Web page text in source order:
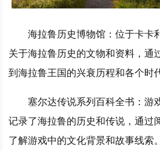
海拉鲁历史博物馆 ：位于卡卡
关于海拉鲁历史的文物和资料，通
到海拉鲁王国的兴衰历程和各个时
塞尔达传说系列百科全书 ：游
记录了海拉鲁的历史和传说，通过
了解游戏中的文化背景和故事线索。